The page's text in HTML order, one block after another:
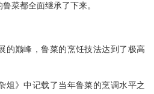
鲁菜都全面继承了下来。
的巅峰，鲁菜的烹饪技法达到了极高
俎》中记载了当年鲁菜的烹调水平之